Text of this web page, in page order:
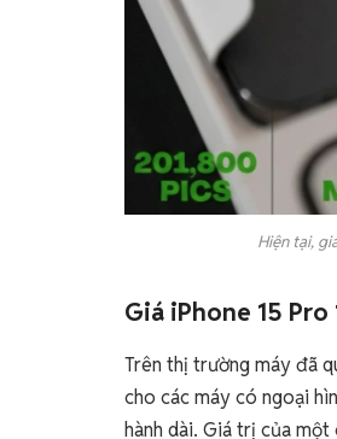
Hiện tại,
Giá iPhone 15 Pro
Trên thị trường máy đã
cho các máy có ngoại
hành dài. Giá trị của